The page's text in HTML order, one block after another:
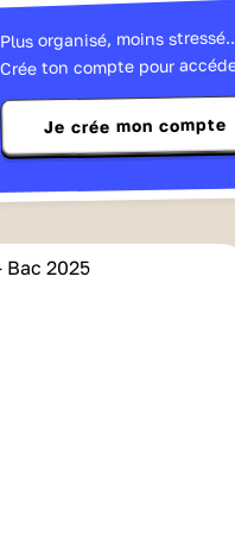
Plus organisé, moins
Crée ton compte pour
Je crée mon compte
chimie, as-